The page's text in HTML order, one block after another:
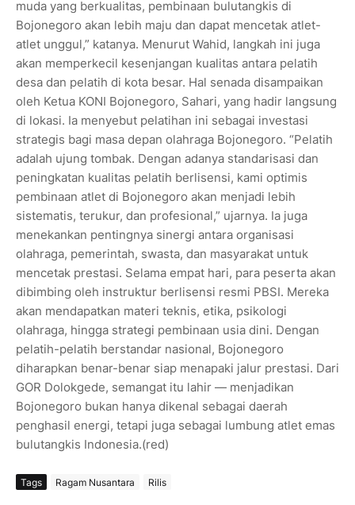
muda yang berkualitas, pembinaan bulutangkis di
Bojonegoro akan lebih maju dan dapat mencetak atlet-
atlet unggul,” katanya. Menurut Wahid, langkah ini juga
akan memperkecil kesenjangan kualitas antara pelatih
desa dan pelatih di kota besar. Hal senada disampaikan
oleh Ketua KONI Bojonegoro, Sahari, yang hadir langsung
di lokasi. Ia menyebut pelatihan ini sebagai investasi
strategis bagi masa depan olahraga Bojonegoro. “Pelatih
adalah ujung tombak. Dengan adanya standarisasi dan
peningkatan kualitas pelatih berlisensi, kami optimis
pembinaan atlet di Bojonegoro akan menjadi lebih
sistematis, terukur, dan profesional,” ujarnya. Ia juga
menekankan pentingnya sinergi antara organisasi
olahraga, pemerintah, swasta, dan masyarakat untuk
mencetak prestasi. Selama empat hari, para peserta akan
dibimbing oleh instruktur berlisensi resmi PBSI. Mereka
akan mendapatkan materi teknis, etika, psikologi
olahraga, hingga strategi pembinaan usia dini. Dengan
pelatih-pelatih berstandar nasional, Bojonegoro
diharapkan benar-benar siap menapaki jalur prestasi. Dari
GOR Dolokgede, semangat itu lahir — menjadikan
Bojonegoro bukan hanya dikenal sebagai daerah
penghasil energi, tetapi juga sebagai lumbung atlet emas
bulutangkis Indonesia.(red)
Tags Ragam Nusantara Rilis